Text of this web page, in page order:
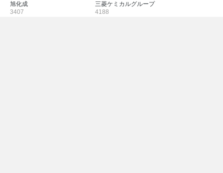
旭化成
3407
三菱ケミカルグループ
4188